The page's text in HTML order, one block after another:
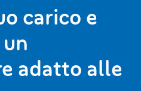
carico e
adatto alle